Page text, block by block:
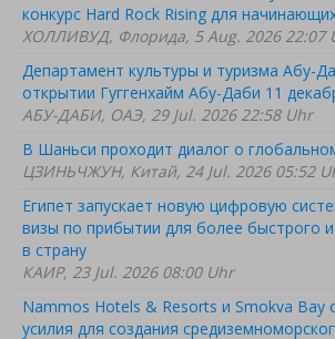
конкурс Hard Rock Rising для
ХОЛЛИВУД, Флорида, 5 Aug. 2026 22:07
Департамент культуры и туризма Абу-
открытии Гуггенхайм Абу-Даби 11
АБУ-ДАБИ, ОАЭ, 29 Jul. 2026 22:58 Uhr
В Шаньси проходит диалог о
ЦЗИНЬЧЖУН, Китай, 24 Jul. 2026 05:52
Египет запускает новую цифровую
визы по прибытии для более быстрого
в страну
КАИР, 23 Jul. 2026 08:00 Uhr
Nammos Hotels & Resorts и Smokva Bay
усилия для создания